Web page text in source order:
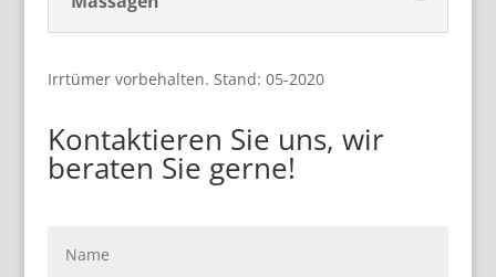
Irrtümer vorbehalten. Stand: 05-2020
Kontaktieren Sie uns, wir
beraten Sie gerne!